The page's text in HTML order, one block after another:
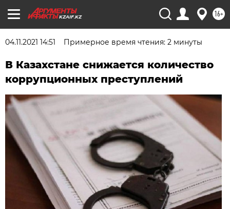
KZAIF.KZ 16+
04.11.2021 14:51 Примерное время чтения: 2 минуты
В Казахстане снижается количество
коррупционных преступлений